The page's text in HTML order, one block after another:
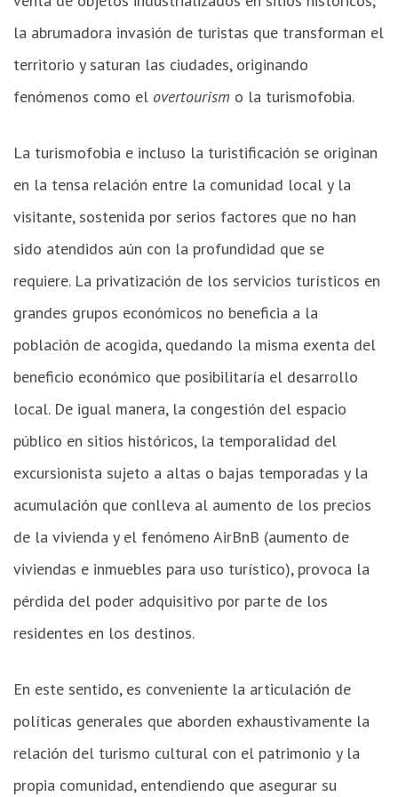
la abrumadora invasión de turistas que transforman el
territorio y saturan las ciudades, originando
fenómenos como el overtourism o la turismofobia.
La turismofobia e incluso la turistificación se originan
en la tensa relación entre la comunidad local y la
visitante, sostenida por serios factores que no han
sido atendidos aún con la profundidad que se
requiere. La privatización de los servicios turísticos en
grandes grupos económicos no beneficia a la
población de acogida, quedando la misma exenta del
beneficio económico que posibilitaría el desarrollo
local. De igual manera, la congestión del espacio
público en sitios históricos, la temporalidad del
excursionista sujeto a altas o bajas temporadas y la
acumulación que conlleva al aumento de los precios
de la vivienda y el fenómeno AirBnB (aumento de
viviendas e inmuebles para uso turístico), provoca la
pérdida del poder adquisitivo por parte de los
residentes en los destinos.
En este sentido, es conveniente la articulación de
políticas generales que aborden exhaustivamente la
relación del turismo cultural con el patrimonio y la
propia comunidad, entendiendo que asegurar su